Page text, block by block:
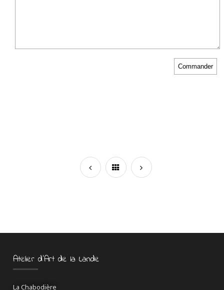
Atelier d’Art de la Lande
La Chabodière